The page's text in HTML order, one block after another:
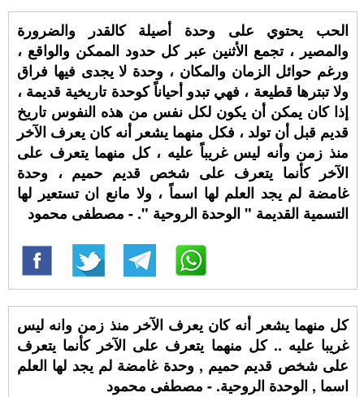
الحب يحتوي على وحدة أصيلة كالقدر والضرورة
والمصير ، تجمع الأثنين عبر كل حدود الممكن والواقع ،
ورغم حوائل الزمان والمكان ، وحدة لا يجدى فيها فراق
ولا تبترها قطيعة ، فهي تبدو أحياناً كوحدة تاريخية قديمة ،
إذا كان يمكن أن يكون لكل نفس من هذه النفوس تاريخ
قديم قبل أن تولد ، فكل منهما يشعر أنه كان يعرف الآخر
منذ زمن وأنه ليس غريباً عليه ، كل منهما يتعرف على
الآخر كأنما يتعرف على شخص قديم حميم ، وحدة
غامضة لم يجد العلم لها اسماً ، ولا مانع ان تستعير لها
التسمية القديمة " الوحدة الروحية ". - مصطفى محمود
كل منهما يشعر أنه كان يعرف الآخر منذ زمن وانه ليس
غريبا عليه .. كل منهما يتعرف على الآخر كأنما يتعرف
على شخص قديم حميم , وحدة غامضة لم يجد لها العلم
اسما , الوحدة الروحية. - مصطفى محمود